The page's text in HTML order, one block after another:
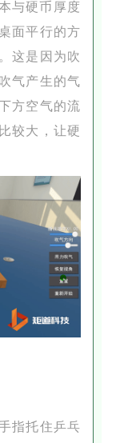
与硬币厚度
面平行的方
这是因为吹
气产生的气
方空气的流
较大，让硬
指托住乒乓